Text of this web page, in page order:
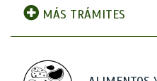
MÁS TRÁMITES